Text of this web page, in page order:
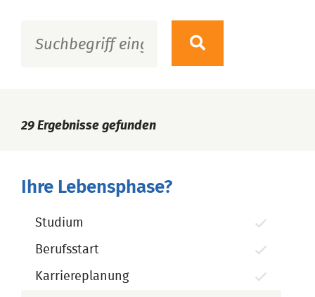
29 Ergebnisse gefunden
Ihre Lebensphase?
Studium
Berufsstart
Karriereplanung